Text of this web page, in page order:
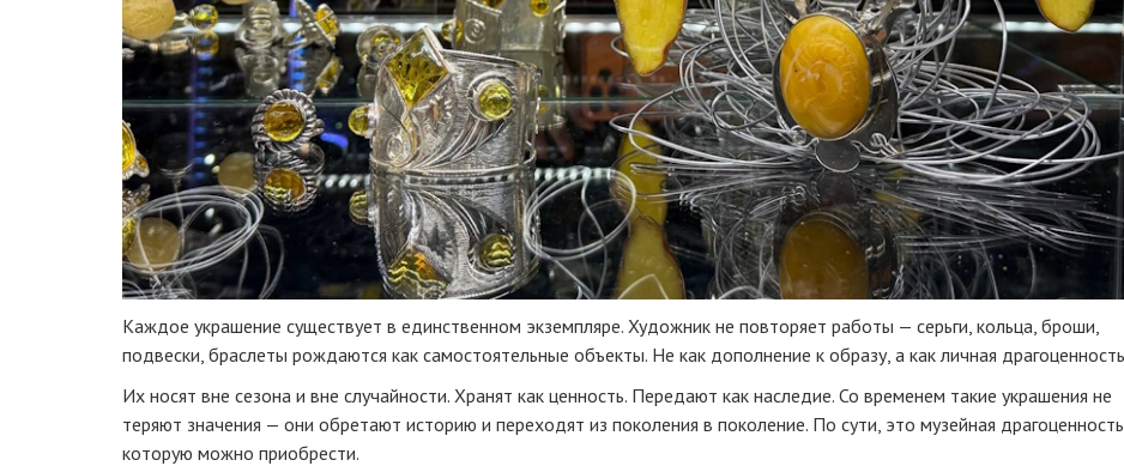
Каждое украшение существует в единственном экземпляре. Художник не повторяет работы — серьги, кольца, броши,
подвески, браслеты рождаются как самостоятельные объекты. Не как дополнение к образу, а как личная
Их носят вне сезона и вне случайности. Хранят как ценность. Передают как наследие. Со временем такие украшения не
теряют значения — они обретают историю и переходят из поколения в поколение. По сути, это музейная
которую можно приобрести.